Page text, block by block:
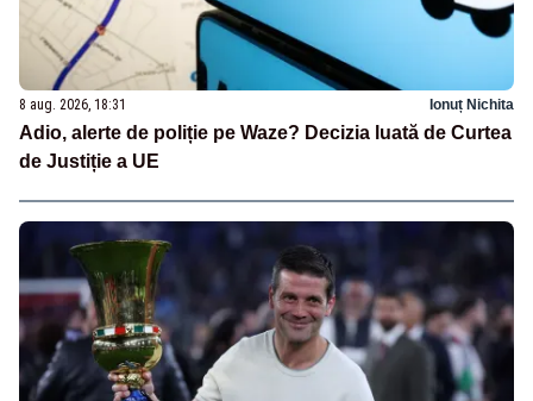
8 aug. 2026, 18:31 Ionuț Nichita
Adio, alerte de poliție pe Waze? Decizia luată de Curtea
de Justiție a UE